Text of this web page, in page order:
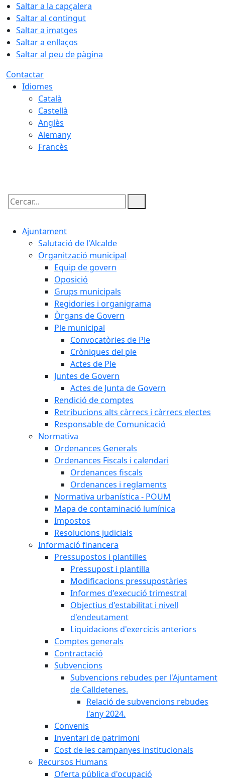
Saltar a la capçalera
Saltar al contingut
Saltar a imatges
Saltar a enllaços
Saltar al peu de pàgina
Contactar
Idiomes
Català
Castellà
Anglès
Alemany
Francès
Cercar:
Ajuntament
Salutació de l'Alcalde
Organització municipal
Equip de govern
Oposició
Grups municipals
Regidories i organigrama
Òrgans de Govern
Ple municipal
Convocatòries de Ple
Cròniques del ple
Actes de Ple
Juntes de Govern
Actes de Junta de Govern
Rendició de comptes
Retribucions alts càrrecs i càrrecs electes
Responsable de Comunicació
Normativa
Ordenances Generals
Ordenances Fiscals i calendari
Ordenances fiscals
Ordenances i reglaments
Normativa urbanística - POUM
Mapa de contaminació lumínica
Impostos
Resolucions judicials
Informació financera
Pressupostos i plantilles
Pressupost i plantilla
Modificacions pressupostàries
Informes d'execució trimestral
Objectius d'estabilitat i nivell
d'endeutament
Liquidacions d'exercicis anteriors
Comptes generals
Contractació
Subvencions
Subvencions rebudes per l'Ajuntament
de Calldetenes.
Relació de subvencions rebudes
l'any 2024.
Convenis
Inventari de patrimoni
Cost de les campanyes institucionals
Recursos Humans
Oferta pública d'ocupació